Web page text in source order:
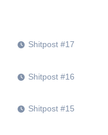
Shitpost #17
Shitpost #16
Shitpost #15